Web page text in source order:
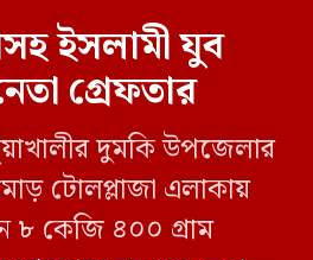
ইসলামী যুব
গ্রেফতার
দুমকি উপজেলার
টোলপ্লাজা এলাকায়
৮ কেজি ৪০০ গ্রাম